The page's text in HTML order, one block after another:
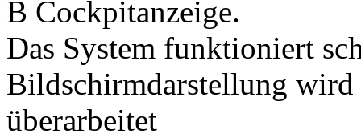
B Cockpitanzeige.
Das System funktioniert
Bildschirmdarstellung
überarbeitet